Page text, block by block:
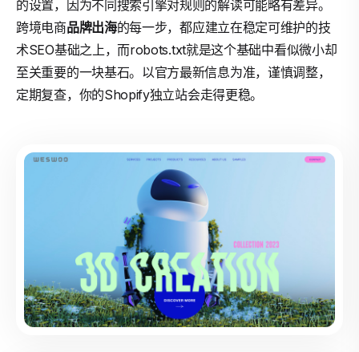
的设置，因为不同搜索引擎对规则的解读可能略有差异。
跨境电商品牌出海的每一步，都应建立在稳定可维护的技
术SEO基础之上，而robots.txt就是这个基础中看似微小却
至关重要的一块基石。以官方最新信息为准，谨慎调整，
定期复查，你的Shopify独立站会走得更稳。